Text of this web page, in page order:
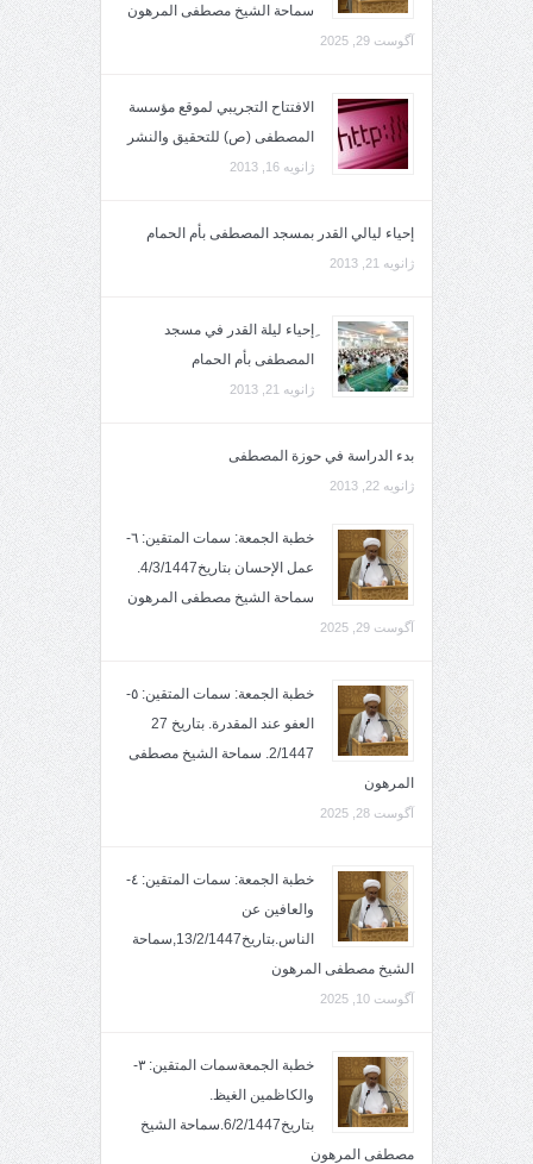
سماحة الشيخ مصطفى المرهون
آگوست 29, 2025
الافتتاح التجريبي لموقع مؤسسة
المصطفى (ص) للتحقيق والنشر
ژانویه 16, 2013
إحياء ليالي القدر بمسجد المصطفى بأم الحمام
ژانویه 21, 2013
ِإحياء ليلة القدر في مسجد
المصطفى بأم الحمام
ژانویه 21, 2013
بدء الدراسة في حوزة المصطفى
ژانویه 22, 2013
خطبة الجمعة: سمات المتقين: ٦-
عمل الإحسان بتاريخ4/3/1447.
سماحة الشيخ مصطفى المرهون
آگوست 29, 2025
خطبة الجمعة: سمات المتقين: ٥-
العفو عند المقدرة. بتاريخ 27
2/1447. سماحة الشيخ مصطفى
المرهون
آگوست 28, 2025
خطبة الجمعة: سمات المتقين: ٤-
والعافين عن
الناس.بتاريخ13/2/1447,سماحة
الشيخ مصطفى المرهون
آگوست 10, 2025
خطبة الجمعةسمات المتقين: ٣-
والكاظمين الغيظ.
بتاريخ6/2/1447.سماحة الشيخ
مصطفى المرهون